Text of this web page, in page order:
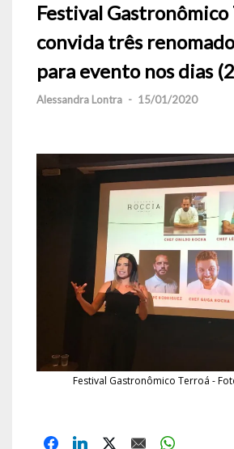
Festival Gastronômico
convida três
para evento nos dias
Alessandra Lontra - 15/01/2020
Festival Gastronômico Terroá -